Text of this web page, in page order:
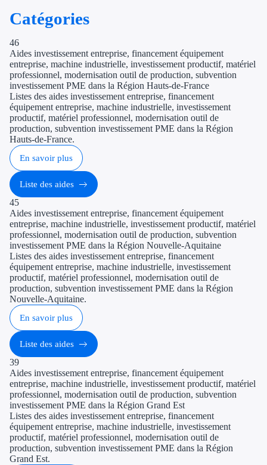
Tous les
Solutions MAPi
Testez le potentiel de
FAQ Expert
Témoignages
Blog
Catégories
46
Aides investissement entreprise, financement équipement
entreprise, machine industrielle, investissement productif, matériel
professionnel, modernisation outil de production, subvention
investissement PME dans la Région Hauts-de-France
Listes des aides investissement entreprise, financement
équipement entreprise, machine industrielle, investissement
productif, matériel professionnel, modernisation outil de
production, subvention investissement PME dans la Région
Hauts-de-France.
En savoir plus
Liste des aides
45
Aides investissement entreprise, financement équipement
entreprise, machine industrielle, investissement productif, matériel
professionnel, modernisation outil de production, subvention
investissement PME dans la Région Nouvelle-Aquitaine
Listes des aides investissement entreprise, financement
équipement entreprise, machine industrielle, investissement
productif, matériel professionnel, modernisation outil de
production, subvention investissement PME dans la Région
Nouvelle-Aquitaine.
En savoir plus
Liste des aides
39
Aides investissement entreprise, financement équipement
entreprise, machine industrielle, investissement productif, matériel
professionnel, modernisation outil de production, subvention
investissement PME dans la Région Grand Est
Listes des aides investissement entreprise, financement
équipement entreprise, machine industrielle, investissement
productif, matériel professionnel, modernisation outil de
production, subvention investissement PME dans la Région
Grand Est.